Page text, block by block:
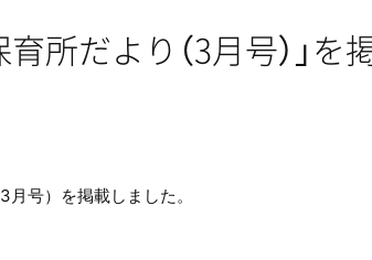
所だより（3月号）」を
号）を掲載しました。